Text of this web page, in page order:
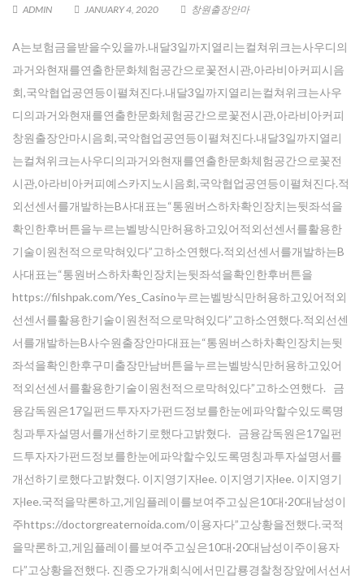
Enter your email address for our mailing list to keep your
self our lastest updated.
ADMIN JANUARY 4, 2020 창원출장안마
A는보험금을받을수있을까.내달3일까지열리는컬쳐위크는사우디의
과거와현재를연출한문화체험공간으로꽃전시관,아라비아커피시음
회,국악협업공연등이펼쳐진다.내달3일까지열리는컬쳐위크는사우
디의과거와현재를연출한문화체험공간으로꽃전시관,아라비아커피
창원출장안마시음회,국악협업공연등이펼쳐진다.내달3일까지열리
는컬쳐위크는사우디의과거와현재를연출한문화체험공간으로꽃전
시관,아라비아커피예스카지노시음회,국악협업공연등이펼쳐진다.적
외선센서를개발하는B사대표는“통원버스하차확인장치는뒷좌석을
확인한후버튼을누르는벨방식만허용하고있어적외선센서를활용한
기술이원천적으로막혀있다”고하소연했다.적외선센서를개발하는B
사대표는“통원버스하차확인장치는뒷좌석을확인한후버튼을
https://filshpak.com/Yes_Casino누르는벨방식만허용하고있어적외
선센서를활용한기술이원천적으로막혀있다”고하소연했다.적외선센
서를개발하는B사수원출장안마대표는“통원버스하차확인장치는뒷
좌석을확인한후구미출장만남버튼을누르는벨방식만허용하고있어
적외선센서를활용한기술이원천적으로막혀있다”고하소연했다. 금
융감독원은17일펀드투자자가펀드정보를한눈에파악할수있도록명
칭과투자설명서를개선하기로했다고밝혔다. 금융감독원은17일펀
드투자자가펀드정보를한눈에파악할수있도록명칭과투자설명서를
개선하기로했다고밝혔다. 이지영기자lee. 이지영기자lee. 이지영기
자lee.국적을막론하고,게임플레이를보여주고싶은10대·20대남성이
주https://doctorgreaternoida.com/이용자다”고상황을전했다.국적
을막론하고,게임플레이를보여주고싶은10대·20대남성이주이용자
다”고상황을전했다. 진종오가개회식에서민갑룡경찰청장앞에서선서